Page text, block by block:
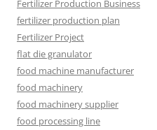
Fertilizer Production Business
fertilizer production plan
Fertilizer Project
flat die granulator
food machine manufacturer
food machinery
food machinery supplier
food processing line